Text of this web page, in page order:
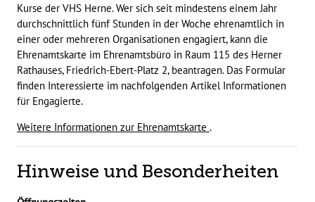
Kurse der VHS Herne. Wer sich seit mindestens einem Jahr
durchschnittlich fünf Stunden in der Woche ehrenamtlich in
einer oder mehreren Organisationen engagiert, kann die
Ehrenamtskarte im Ehrenamtsbüro in Raum 115 des Herner
Rathauses, Friedrich-Ebert-Platz 2, beantragen. Das Formular
finden Interessierte im nachfolgenden Artikel Informationen
für Engagierte.
Weitere Informationen zur Ehrenamtskarte .
Hinweise und Besonderheiten